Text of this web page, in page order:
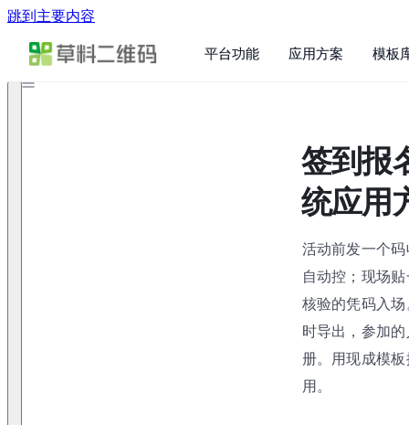
跳到主要内容
平台功能 应用方案 模板
签到报
统应用
活动前发一个
自动控；现场
核验的凭码入
时导出，参加
册。用现成模
用。